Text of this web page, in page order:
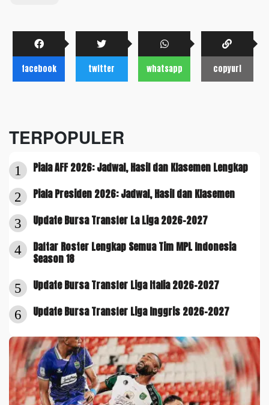
facebook twitter whatsapp copyurl
TERPOPULER
1 Piala AFF 2026: Jadwal, Hasil dan Klasemen Lengkap
2 Piala Presiden 2026: Jadwal, Hasil dan Klasemen
3 Update Bursa Transfer La Liga 2026-2027
4
Daftar Roster Lengkap Semua Tim MPL Indonesia
Season 18
5 Update Bursa Transfer Liga Italia 2026-2027
6 Update Bursa Transfer Liga Inggris 2026-2027